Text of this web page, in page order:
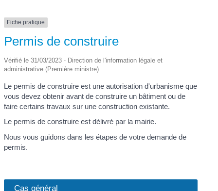
Fiche pratique
Permis de construire
Vérifié le 31/03/2023 - Direction de l'information légale et
administrative (Première ministre)
Le permis de construire est une autorisation d'urbanisme que
vous devez obtenir avant de construire un bâtiment ou de
faire certains travaux sur une construction existante.
Le permis de construire est délivré par la mairie.
Nous vous guidons dans les étapes de votre demande de
permis.
Cas général